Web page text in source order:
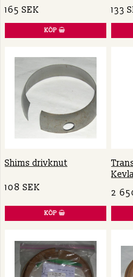
165 SEK
KÖP
133
Shims drivknut
108 SEK
KÖP
2